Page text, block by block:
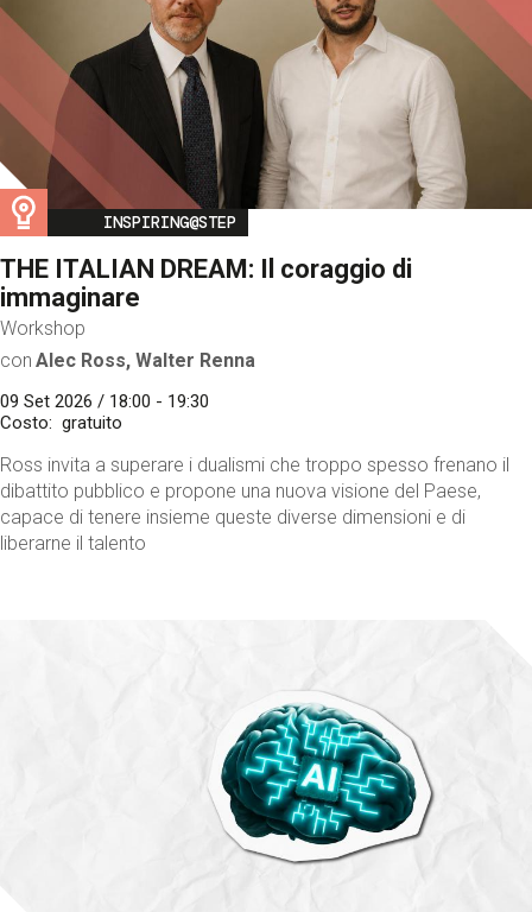
Image
INSPIRING@STEP
THE ITALIAN DREAM: Il coraggio di
immaginare
Workshop
con Alec Ross, Walter Renna
09 Set 2026 / 18:00 - 19:30
Costo
gratuito
Ross invita a superare i dualismi che troppo spesso frenano il
dibattito pubblico e propone una nuova visione del Paese,
capace di tenere insieme queste diverse dimensioni e di
liberarne il talento